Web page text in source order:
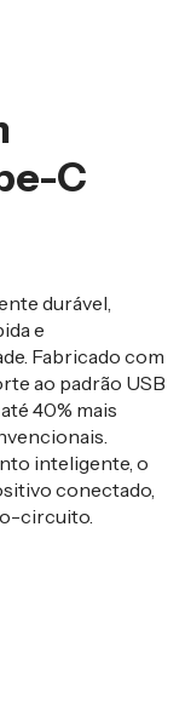
C
durável,
e
Fabricado com
ao padrão USB
40% mais
inteligente, o
conectado,
circuito.